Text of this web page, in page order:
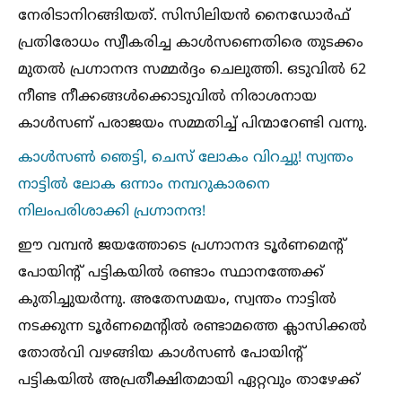
നേരിടാനിറങ്ങിയത്. സിസിലിയൻ നൈഡോർഫ്
പ്രതിരോധം സ്വീകരിച്ച കാള്‍സണെതിരെ തുടക്കം
മുതല്‍ പ്രഗ്നാനന്ദ സമ്മർദ്ദം ചെലുത്തി. ഒടുവില്‍ 62
നീണ്ട നീക്കങ്ങള്‍ക്കൊടുവില്‍ നിരാശനായ
കാള്‍സണ് പരാജയം സമ്മതിച്ച്‌ പിന്മാറേണ്ടി വന്നു.
കാള്‍സണ്‍ ഞെട്ടി, ചെസ് ലോകം വിറച്ചു! സ്വന്തം
നാട്ടില്‍ ലോക ഒന്നാം നമ്പറുകാരനെ
നിലംപരിശാക്കി പ്രഗ്നാനന്ദ!
ഈ വമ്പൻ ജയത്തോടെ പ്രഗ്നാനന്ദ ടൂർണമെന്റ്
പോയിന്റ് പട്ടികയില്‍ രണ്ടാം സ്ഥാനത്തേക്ക്
കുതിച്ചുയർന്നു. അതേസമയം, സ്വന്തം നാട്ടില്‍
നടക്കുന്ന ടൂർണമെന്റില്‍ രണ്ടാമത്തെ ക്ലാസിക്കല്‍
തോല്‍വി വഴങ്ങിയ കാള്‍സണ്‍ പോയിന്റ്
പട്ടികയില്‍ അപ്രതീക്ഷിതമായി ഏറ്റവും താഴേക്ക്